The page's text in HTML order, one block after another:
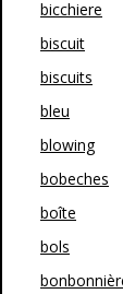
bicchiere
biscuit
biscuits
bleu
blowing
bobeches
boîte
bols